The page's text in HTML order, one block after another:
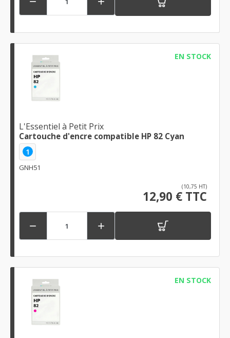
EN STOCK
L'Essentiel à Petit Prix
Cartouche d'encre compatible HP 82 Cyan
1
GNH51
(10,75 HT)
12,90 € TTC
 
EN STOCK